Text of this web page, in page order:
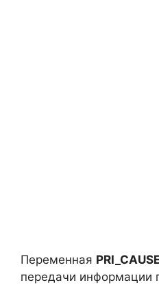
Переменная
передачи информации